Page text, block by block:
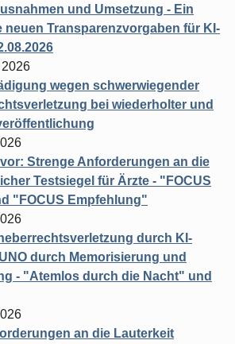
und Umsetzung - Ein
neuen Transparenzvorgaben für KI-
wegen schwerwiegender
bei wiederholter und
Strenge Anforderungen an die
Testsiegel für Ärzte - "FOCUS
"FOCUS Empfehlung"
durch KI-
durch Memorisierung und
- "Atemlos durch die Nacht" und
an die Lauterkeit